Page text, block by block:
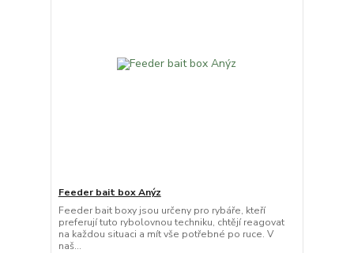
Feeder bait box Anýz
Feeder bait boxy jsou určeny pro rybáře, kteří
preferují tuto rybolovnou techniku, chtějí reagovat
na každou situaci a mít vše potřebné po ruce. V
naš...